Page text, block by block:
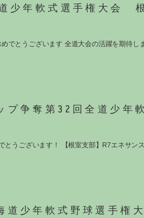
少年軟式選手権大会
とうございます 全道大会の活躍を期待し
プ争奪第32回全道少
ざいます！ 【根室支部】R7エネサンス
道少年軟式野球選手権